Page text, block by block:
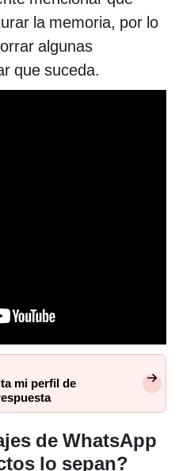
la memoria, por lo
algunas
que suceda.
mi perfil de
de WhatsApp
lo sepan?